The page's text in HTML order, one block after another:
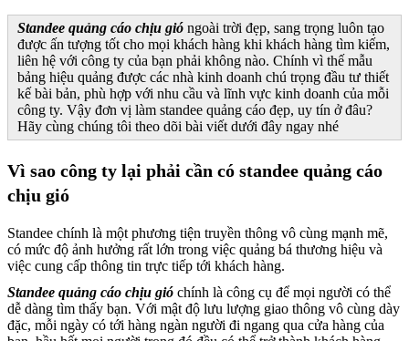
Standee quảng cáo chịu gió ngoài trời đẹp, sang trọng luôn tạo
được ấn tượng tốt cho mọi khách hàng khi khách hàng tìm kiếm,
liên hệ với công ty của bạn phải không nào. Chính vì thế mẫu
bảng hiệu quảng được các nhà kinh doanh chú trọng đầu tư thiết
kế bài bản, phù hợp với nhu cầu và lĩnh vực kinh doanh của mỗi
công ty. Vậy đơn vị làm standee quảng cáo đẹp, uy tín ở đâu?
Hãy cùng chúng tôi theo dõi bài viết dưới đây ngay nhé
Vì sao công ty lại phải cần có standee quảng cáo
chịu gió
Standee chính là một phương tiện truyền thông vô cùng mạnh mẽ,
có mức độ ảnh hưởng rất lớn trong việc quảng bá thương hiệu và
việc cung cấp thông tin trực tiếp tới khách hàng.
Standee quảng cáo chịu gió chính là công cụ để mọi người có thể
dễ dàng tìm thấy bạn. Với mật độ lưu lượng giao thông vô cùng dày
đặc, mỗi ngày có tới hàng ngàn người đi ngang qua cửa hàng của